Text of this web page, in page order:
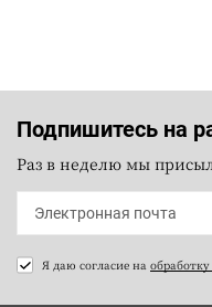
Подпишитесь на
Раз в неделю мы
Я даю согласие на